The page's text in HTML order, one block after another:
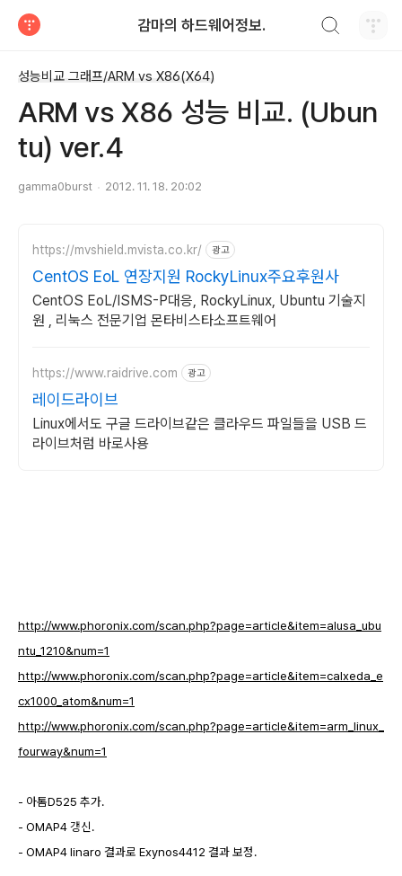
감마의 하드웨어정보.
성능비교 그래프/ARM vs X86(X64)
ARM vs X86 성능 비교. (Ubun
tu) ver.4
gamma0burst 2012. 11. 18. 20:02
https://mvshield.mvista.co.kr/ 광고
CentOS EoL 연장지원 RockyLinux주요후원사
CentOS EoL/ISMS-P대응, RockyLinux, Ubuntu 기술지
원 , 리눅스 전문기업 몬타비스타소프트웨어
https://www.raidrive.com 광고
레이드라이브
Linux에서도 구글 드라이브같은 클라우드 파일들을 USB 드
라이브처럼 바로사용
http://www.phoronix.com/scan.php?page=article&item=alusa_ubu
ntu_1210&num=1
http://www.phoronix.com/scan.php?page=article&item=calxeda_e
cx1000_atom&num=1
http://www.phoronix.com/scan.php?page=article&item=arm_linux_
fourway&num=1
- 아톰D525 추가.
- OMAP4 갱신.
- OMAP4 linaro 결과로 Exynos4412 결과 보정.